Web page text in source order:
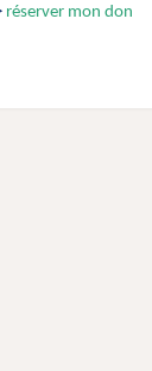
réserver mon don